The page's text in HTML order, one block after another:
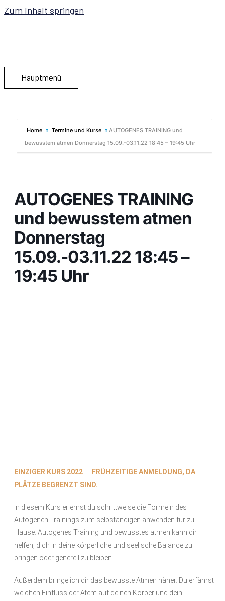
Zum Inhalt springen
Hauptmenü
Home Termine und Kurse
AUTOGENES TRAINING und
bewusstem atmen Donnerstag 15.09.-03.11.22 18:45 – 19:45 Uhr
AUTOGENES TRAINING
und bewusstem atmen
Donnerstag
15.09.-03.11.22 18:45 –
19:45 Uhr
EINZIGER KURS 2022 FRÜHZEITIGE ANMELDUNG, DA
PLÄTZE BEGRENZT SIND.
In diesem Kurs erlernst du schrittweise die Formeln des
Autogenen Trainings zum selbständigen anwenden für zu
Hause. Autogenes Training und bewusstes atmen kann dir
helfen, dich in deine körperliche und seelische Balance zu
bringen oder generell zu bleiben.
Außerdem bringe ich dir das bewusste Atmen näher. Du erfährst
welchen Einfluss der Atem auf deinen Körper und dein